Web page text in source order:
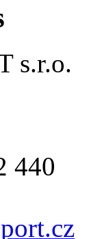
s.r.o.
440